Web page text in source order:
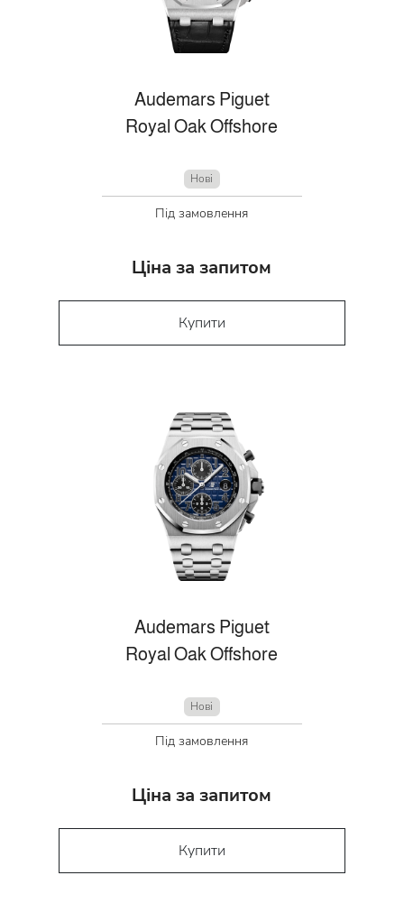
Audemars Piguet
Royal Oak Offshore
Нові
Під замовлення
Ціна за запитом
Купити
Audemars Piguet
Royal Oak Offshore
Нові
Під замовлення
Ціна за запитом
Купити